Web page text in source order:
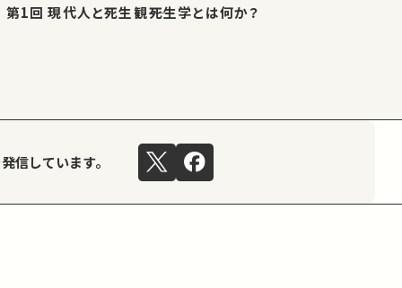
第1回 現代人と死生観――死生学とは何か？
信しています。